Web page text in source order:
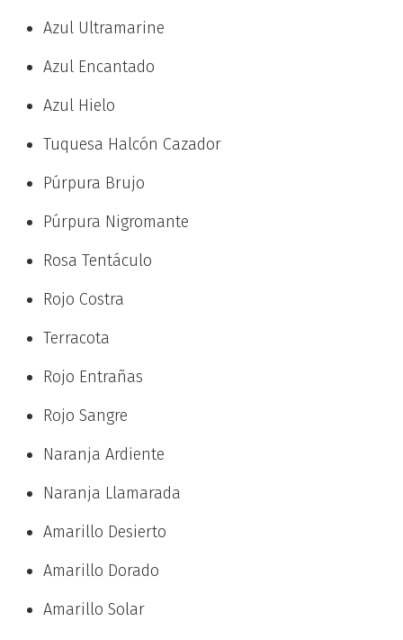
Azul Ultramarine
Azul Encantado
Azul Hielo
Tuquesa Halcón Cazador
Púrpura Brujo
Púrpura Nigromante
Rosa Tentáculo
Rojo Costra
Terracota
Rojo Entrañas
Rojo Sangre
Naranja Ardiente
Naranja Llamarada
Amarillo Desierto
Amarillo Dorado
Amarillo Solar